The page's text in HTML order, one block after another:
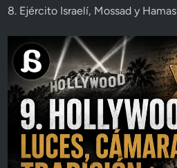
8. Ejército Israelí, Mossad y Hamas